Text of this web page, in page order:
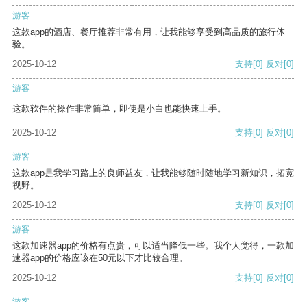
游客
这款app的酒店、餐厅推荐非常有用，让我能够享受到高品质的旅行体
验。
2025-10-12
支持[0] 反对[0]
游客
这款软件的操作非常简单，即使是小白也能快速上手。
2025-10-12 支持[0] 反对[0]
游客
这款app是我学习路上的良师益友，让我能够随时随地学习新知识，拓宽
视野。
2025-10-12
支持[0] 反对[0]
游客
这款加速器app的价格有点贵，可以适当降低一些。我个人觉得，一款加
速器app的价格应该在50元以下才比较合理。
2025-10-12
支持[0] 反对[0]